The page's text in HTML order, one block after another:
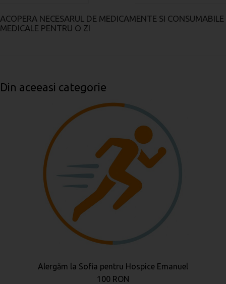
ACOPERA NECESARUL DE MEDICAMENTE SI CONSUMABILE
MEDICALE PENTRU O ZI
Din aceeasi categorie
Alergăm la Sofia pentru Hospice Emanuel
100 RON